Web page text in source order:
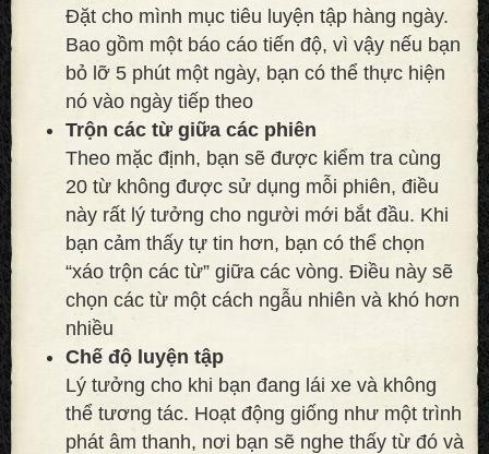
Đặt cho mình mục tiêu luyện tập hàng ngày.
Bao gồm một báo cáo tiến độ, vì vậy nếu bạn
bỏ lỡ 5 phút một ngày, bạn có thể thực hiện
nó vào ngày tiếp theo
Trộn các từ giữa các phiên
Theo mặc định, bạn sẽ được kiểm tra cùng
20 từ không được sử dụng mỗi phiên, điều
này rất lý tưởng cho người mới bắt đầu. Khi
bạn cảm thấy tự tin hơn, bạn có thể chọn
“xáo trộn các từ” giữa các vòng. Điều này sẽ
chọn các từ một cách ngẫu nhiên và khó hơn
nhiều
Chế độ luyện tập
Lý tưởng cho khi bạn đang lái xe và không
thể tương tác. Hoạt động giống như một trình
phát âm thanh, nơi bạn sẽ nghe thấy từ đó và